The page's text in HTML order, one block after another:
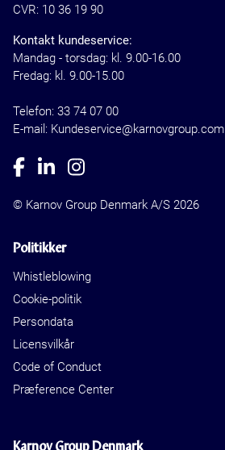
CVR: 10 36 19 90
Kontakt kundeservice:
Mandag - torsdag: kl. 9.00-16.00
Fredag: kl. 9.00-15.00
Telefon: 33 74 07 00
E-mail: Kundeservice@karnovgroup.com
© Karnov Group Denmark A/S 2026
Politikker
Whistleblowing
Cookie-politik
Persondata
Licensvilkår
Code of Conduct
Præference Center
Karnov Group Denmark